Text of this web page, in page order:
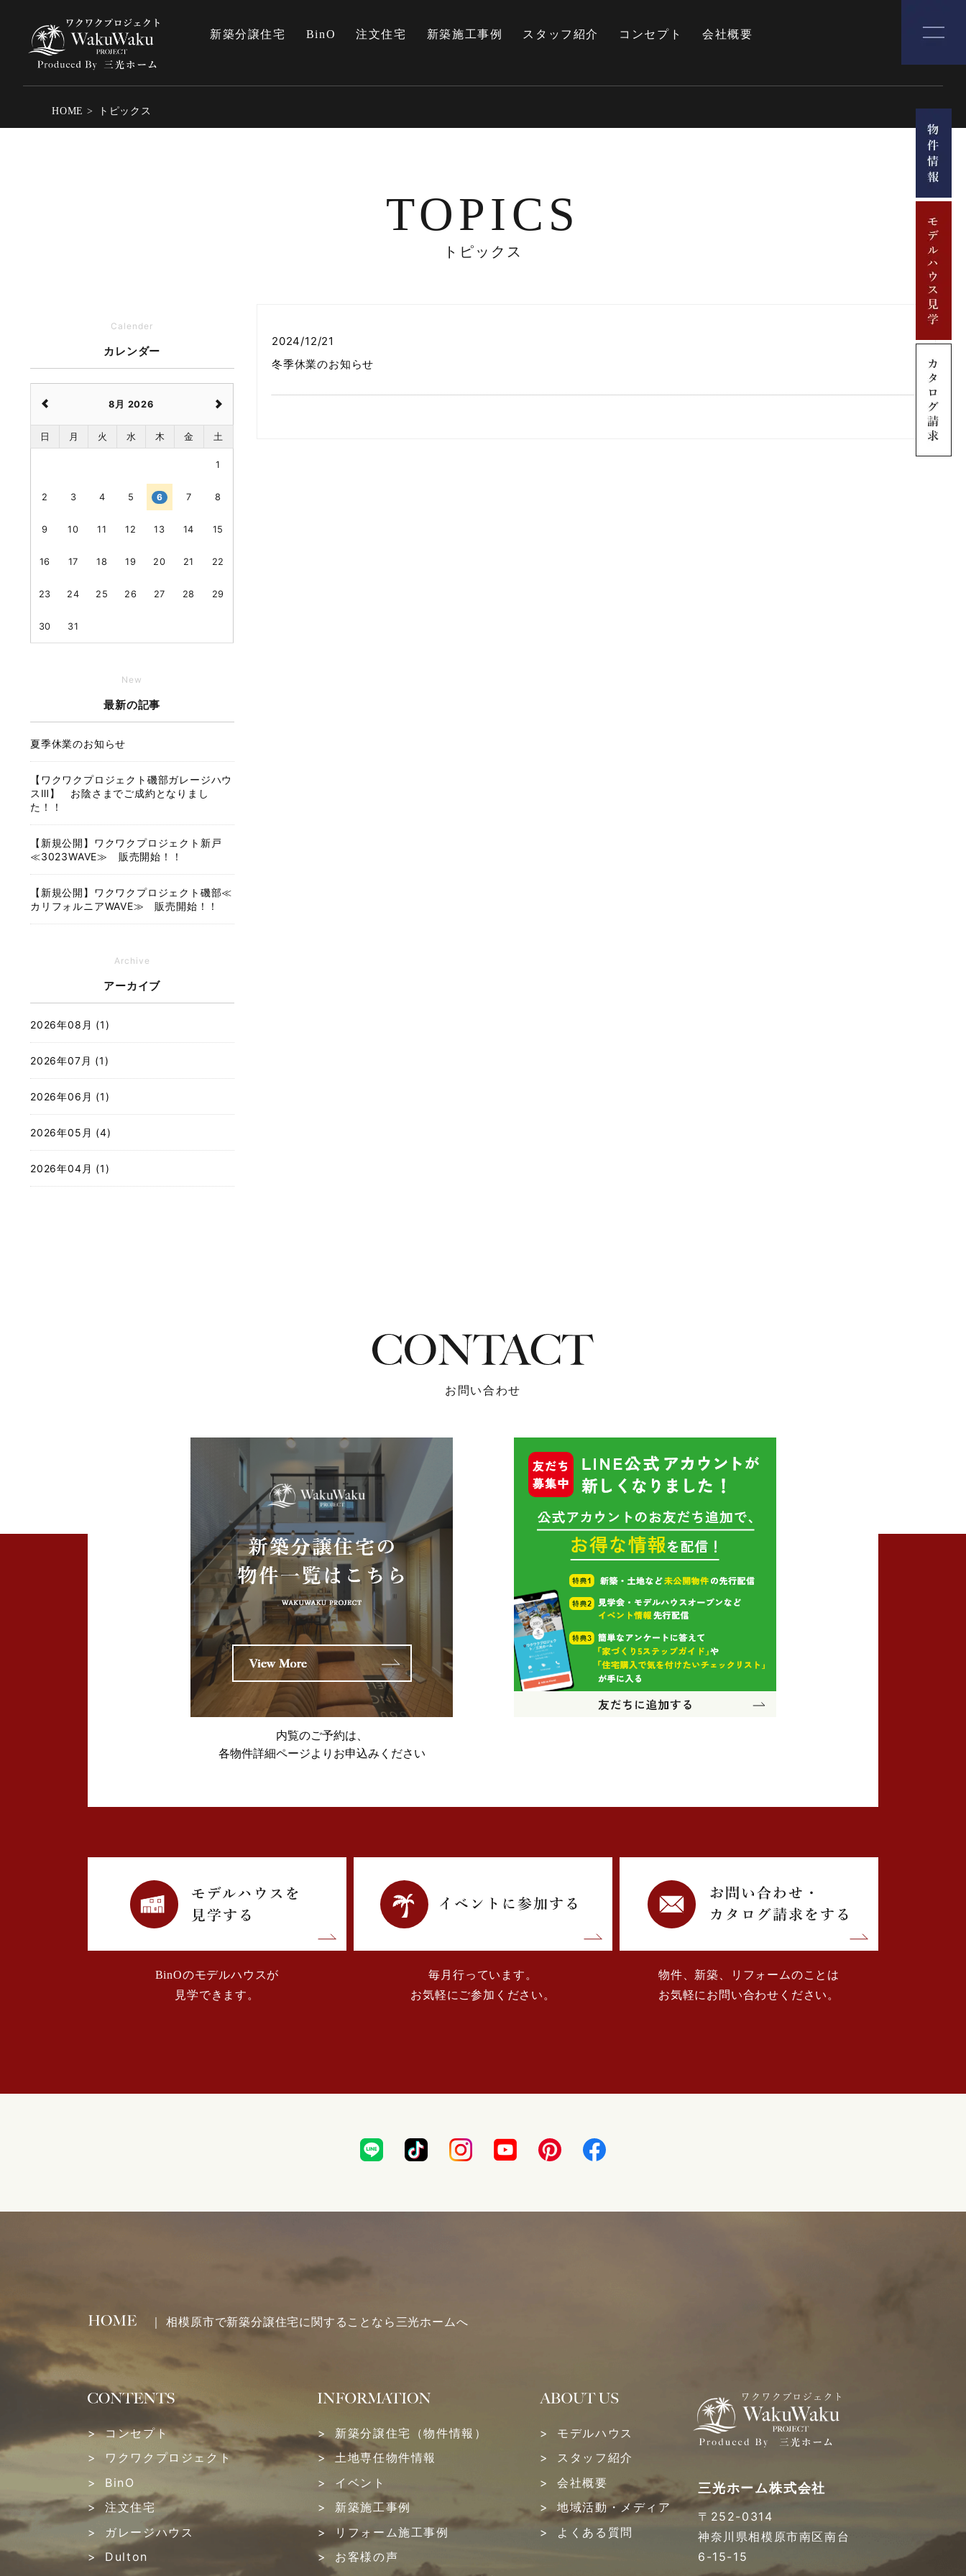
新築分譲住宅 BinO 注文住宅 新築施工事例 スタッフ紹介 コンセプト 会社概要
トピックス
TOPICS
HOME トピックス
2024/12/21
冬季休業のお知らせ
Calender
カレンダー
8月 2026
日 月 火 水 木 金 土
1
2 3 4 5 6 7 8
9 10 11 12 13 14 15
16 17 18 19 20 21 22
23 24 25 26 27 28 29
30 31
New
最新の記事
夏季休業のお知らせ
【ワクワクプロジェクト磯部ガレージハウ
スⅢ】 お陰さまでご成約となりまし
た！！
【新規公開】ワクワクプロジェクト新戸
≪3023WAVE≫ 販売開始！！
【新規公開】ワクワクプロジェクト磯部≪
カリフォルニアWAVE≫ 販売開始！！
Archive
アーカイブ
2026年08月 (1)
2026年07月 (1)
2026年06月 (1)
2026年05月 (4)
2026年04月 (1)
2023年07月 (2)
2023年03月 (1)
2023年02月 (2)
2023年01月 (2)
2022年11月 (3)
2022年10月 (1)
2022年09月 (3)
お問い合わせ
内覧のご予約は、
各物件詳細ページよりお申込みください
BinOのモデルハウスが
見学できます。
毎月行っています。
お気軽にご参加ください。
物件、新築、リフォームのことは
お気軽にお問い合わせください。
｜ 相模原市で新築分譲住宅に関することなら三光ホームへ
コンセプト
ワクワクプロジェクト
BinO
注文住宅
ガレージハウス
Dulton
新築分譲住宅（物件情報）
土地専任物件情報
イベント
新築施工事例
リフォーム施工事例
お客様の声
モデルハウス
スタッフ紹介
会社概要
地域活動・メディア
よくある質問
三光ホーム株式会社
〒252-0314
神奈川県相模原市南区南台
6-15-15